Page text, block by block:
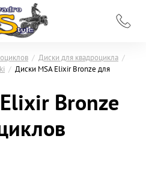
/ Диски для квадроцикла /
/ Диски MSA Elixir Bronze для
Bronze